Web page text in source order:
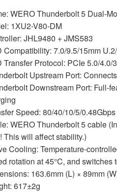
WERO Thunderbolt 5 Dual-
1XU2-V80-DM
JHL9480 + JMS583
Compatibility: 7.0/9.5/15mm
Transfer Protocol: PCIe 5.0/
Upstream Port:
Downstream Port: Full-
Speed: 80/40/10/5/0.48Gbps
WERO Thunderbolt 5 cable
This will affect stability.)
Cooling: Temperature-
rotation at 45°C, and
163.6mm (L) × 89mm
617±2g